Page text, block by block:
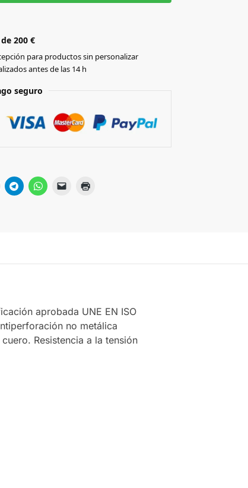
200 €
para productos sin personalizar
antes de las 14 h
seguro
aprobada UNE EN ISO
no metálica
Resistencia a la tensión